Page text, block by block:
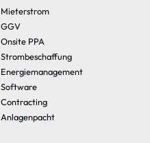
Mieterstrom
GGV
Onsite PPA
Strombeschaffung
Energiemanagement
Software
Contracting
Anlagenpacht